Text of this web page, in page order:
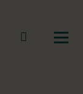
Naar